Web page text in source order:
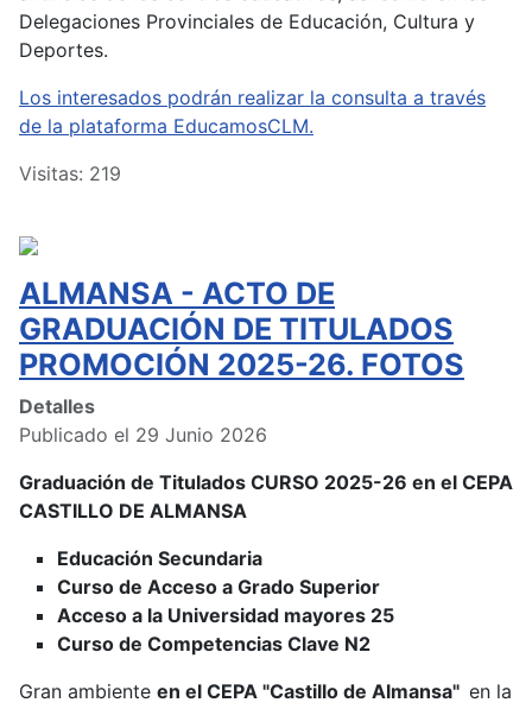
Delegaciones Provinciales de Educación, Cultura y
Deportes.
Los interesados podrán realizar la consulta a través
de la plataforma EducamosCLM.
Visitas: 219
ALMANSA - ACTO DE
GRADUACIÓN DE TITULADOS
PROMOCIÓN 2025-26. FOTOS
Detalles
Publicado el 29 Junio 2026
Graduación de Titulados CURSO 2025-26 en el CEPA
CASTILLO DE ALMANSA
Educación Secundaria
Curso de Acceso a Grado Superior
Acceso a la Universidad mayores 25
Curso de Competencias Clave N2
Gran ambiente en el CEPA "Castillo de Almansa" en la